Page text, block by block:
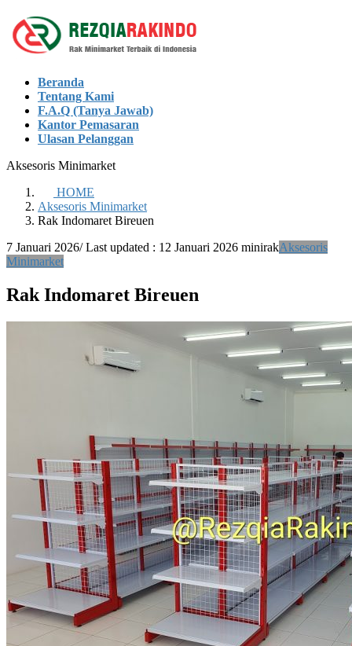
Skip
to
the
Skip
to
the
Beranda
Tentang Kami
F.A.Q (Tanya Jawab)
Kantor Pemasaran
Ulasan Pelanggan
Aksesoris Minimarket
HOME
Aksesoris Minimarket
Rak Indomaret Bireuen
7 Januari 2026/ Last updated : 12 Januari 2026 minirakAksesoris
Minimarket
Rak Indomaret Bireuen